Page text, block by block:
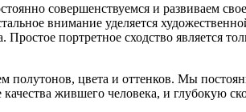
совершенствуемся и развиваем свое
внимание уделяется
портретное сходство является
цвета и оттенков. Мы
жившего человека, и глубокую